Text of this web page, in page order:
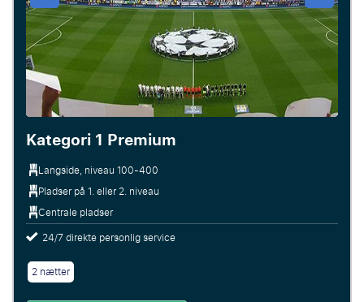
Kategori 1 Premium
Langside, niveau 100-400
Pladser på 1. eller 2. niveau
Centrale pladser
24/7 direkte personlig service
2 nætter